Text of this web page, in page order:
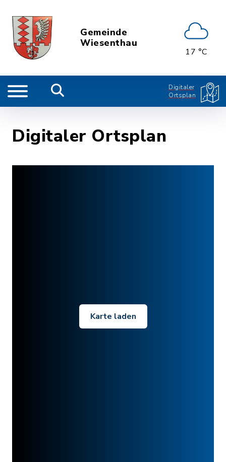
Gemeinde
Wiesenthau
17 °C
Digitaler
Ortsplan
Digitaler Ortsplan
Karte laden